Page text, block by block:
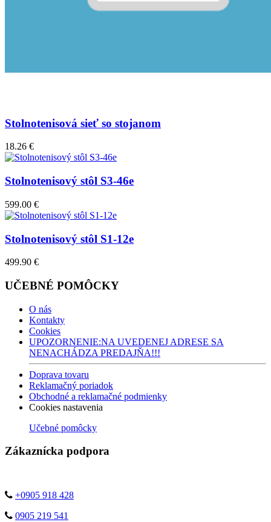
Stolnotenisová sieť so stojanom
18.26 €
Stolnotenisový stôl S3-46e
599.00 €
Stolnotenisový stôl S1-12e
499.90 €
UČEBNÉ POMÔCKY
O nás
Kontakty
Cookies
UPOZORNENIE:NA UVEDENEJ ADRESE SA
NENACHÁDZA PREDAJŇA!!!
Doprava tovaru
Reklamačný poriadok
Obchodné a reklamačné podmienky
Cookies nastavenia
Učebné pomôcky
Zákaznícka podpora
+0905 918 428
0905 219 541